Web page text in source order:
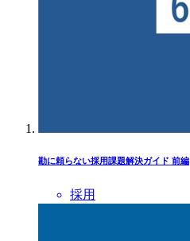
勘に頼らない採用課題解決ガイド 前編
採用